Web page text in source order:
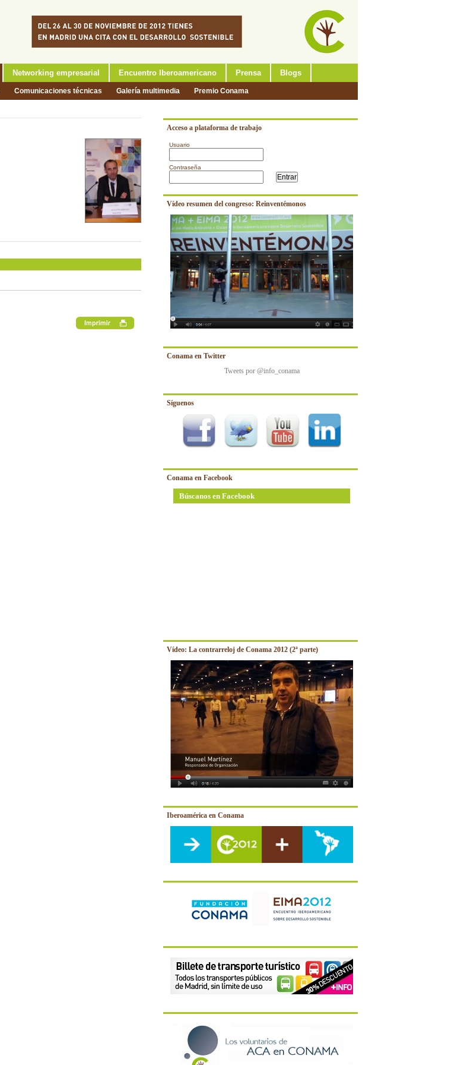
Networking empresarial Encuentro Iberoamericano Prensa Blogs
Comunicaciones técnicas Galería multimedia Premio Conama
Acceso a plataforma de trabajo
Usuario
Contraseña
Vídeo resumen del congreso: Reinventémonos
Conama en Twitter
Tweets por @info_conama
Síguenos
Conama en Facebook
Búscanos en Facebook
Vídeo: La contrarreloj de Conama 2012 (2ª parte)
Iberoamérica en Conama